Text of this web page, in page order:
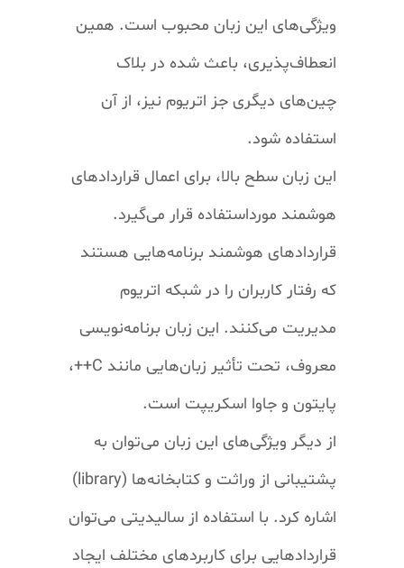
ویژگی‌های این زبان محبوب است. همین
انعطاف‌پذیری، باعث شده در بلاک
چین‌های دیگری جز اتریوم نیز، از آن
استفاده شود.
این زبان سطح بالا، برای اعمال قرارداد‌های
هوشمند مورداستفاده قرار می‌گیرد.
قرارداد‌های هوشمند برنامه‌هایی هستند
که رفتار کاربران را در شبکه اتریوم
مدیریت می‌کنند. این زبان برنامه‌نویسی
معروف، تحت تأثیر زبان‌هایی مانند
،
پایتون و جاوا اسکریپت است.
از دیگر ویژگی‌های این زبان می‌توان به
پشتیبانی از وراثت و کتابخانه‌ها (library
)
اشاره کرد. با استفاده از سالیدیتی می‌توان
قرارداد‌هایی برای کاربرد‌های مختلف ایجاد